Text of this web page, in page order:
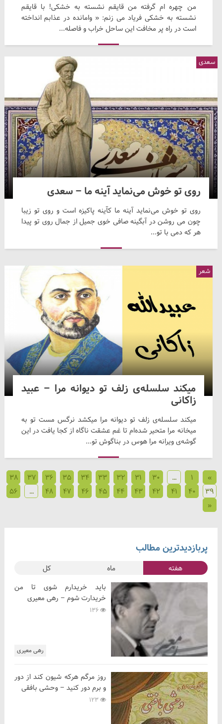
من چهره ام گرفته من قایقم نشسته به خشکی! با قایقم
نشسته به خشکی فریاد می زنم: « وامانده در عذابم انداخته
است در راه پر مخافت این ساحل خراب و فاصله...
روی تو خوش می‌نماید آینه ما – سعدی
روی تو خوش می‌نماید آینه ما کآینه پاکیزه است و روی تو زیبا
چون می روشن در آبگینه صافی خوی جمیل از جمال روی تو پیدا
هر که دمی با تو...
سعدی
میکند سلسله‌ی زلف تو دیوانه مرا – عبید
زاکانی
میکند سلسله‌ی زلف تو دیوانه مرا میکشد نرگس مست تو به
میخانه مرا متحیر شده‌ام تا غم عشقت ناگاه از کجا یافت در این
گوشه‌ی ویرانه مرا هوس در بناگوش تو...
شعر
»
1
…
30
31
32
33
34
35
36
37
38
39
40
41
42
43
44
45
46
47
48
…
56
«
پربازدیدترین مطالب
هفته ماه کل
رهی معیری
باید خریدارم شوی تا من
خریدارت شوم – رهی معیری
روز مرگم هرکه شیون کند از دور
و برم دور کنید – وحشی بافقی